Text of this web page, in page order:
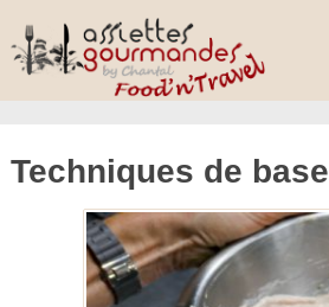
Techniques de base